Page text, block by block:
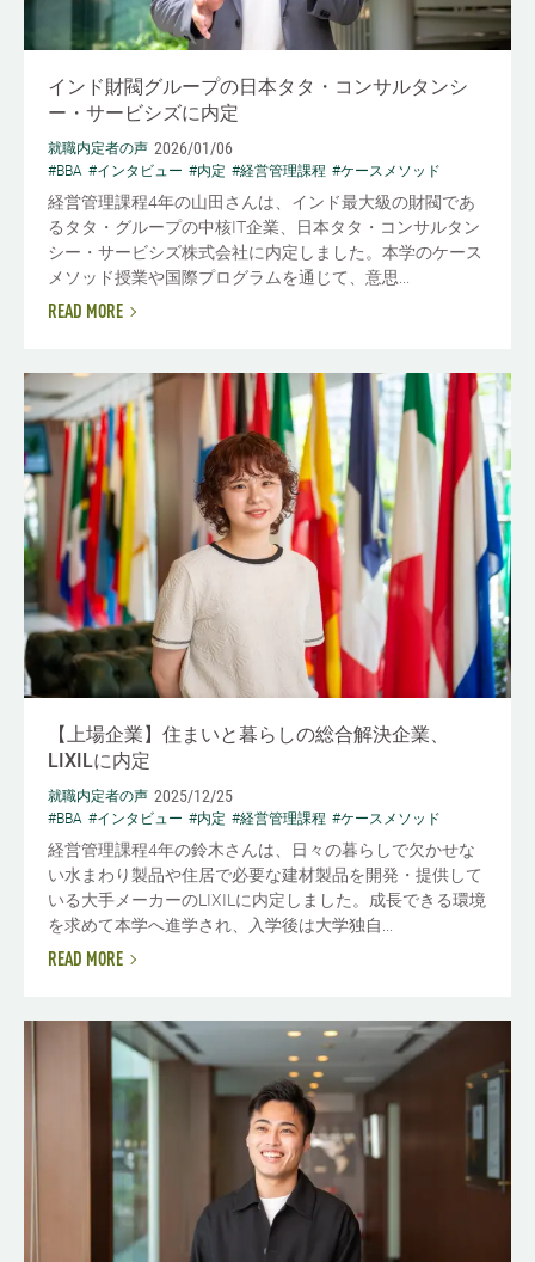
インド財閥グループの日本タタ・コンサルタンシ
ー・サービシズに内定
就職内定者の声 2026/01/06
#BBA #インタビュー #内定 #経営管理課程 #ケースメソッド
経営管理課程4年の山田さんは、インド最大級の財閥であ
るタタ・グループの中核IT企業、日本タタ・コンサルタン
シー・サービシズ株式会社に内定しました。本学のケース
メソッド授業や国際プログラムを通じて、意思...
READ MORE
【上場企業】住まいと暮らしの総合解決企業、
LIXILに内定
就職内定者の声 2025/12/25
#BBA #インタビュー #内定 #経営管理課程 #ケースメソッド
経営管理課程4年の鈴木さんは、日々の暮らしで欠かせな
い水まわり製品や住居で必要な建材製品を開発・提供して
いる大手メーカーのLIXILに内定しました。成長できる環境
を求めて本学へ進学され、入学後は大学独自...
READ MORE